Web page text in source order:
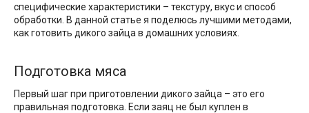
специфические характеристики – текстуру, вкус и способ
обработки. В данной статье я поделюсь лучшими методами,
как готовить дикого зайца в домашних условиях.
Подготовка мяса
Первый шаг при приготовлении дикого зайца – это его
правильная подготовка. Если заяц не был куплен в